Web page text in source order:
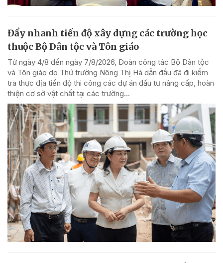
Đẩy nhanh tiến độ xây dựng các trường học
thuộc Bộ Dân tộc và Tôn giáo
Từ ngày 4/8 đến ngày 7/8/2026, Đoàn công tác Bộ Dân tộc
và Tôn giáo do Thứ trưởng Nông Thị Hà dẫn đầu đã đi kiểm
tra thực địa tiến độ thi công các dự án đầu tư nâng cấp, hoàn
thiện cơ sở vật chất tại các trường...